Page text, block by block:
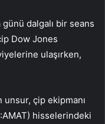
dalgalı bir seans
Dow Jones
ulaşırken,
unsur, çip ekipmanı
hisselerindeki